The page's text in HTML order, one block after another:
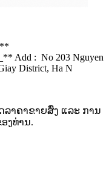
Add : No 203 Nguyen
District, Ha N
າຄາຂາຍສົ່ງ ແລະ ການ
ງທ່ານ.